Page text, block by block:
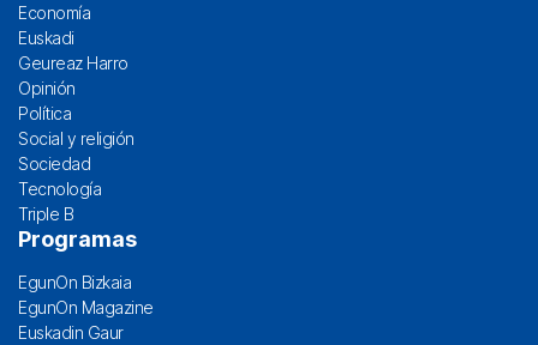
Economía
Euskadi
Geureaz Harro
Opinión
Política
Social y religión
Sociedad
Tecnología
Triple B
Programas
EgunOn Bizkaia
EgunOn Magazine
Euskadin Gaur